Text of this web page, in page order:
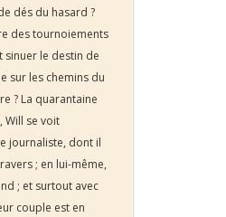
dés du hasard ?
des tournoiements
sinuer le destin de
sur les chemins du
? La quarantaine
Will se voit
journaliste, dont il
; en lui-même,
; et surtout avec
couple est en